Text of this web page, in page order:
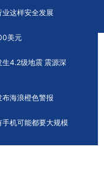
这样安全发展
美元
4.2级地震 震源深
海浪橙色警报
机可能都要大规模
”触手可